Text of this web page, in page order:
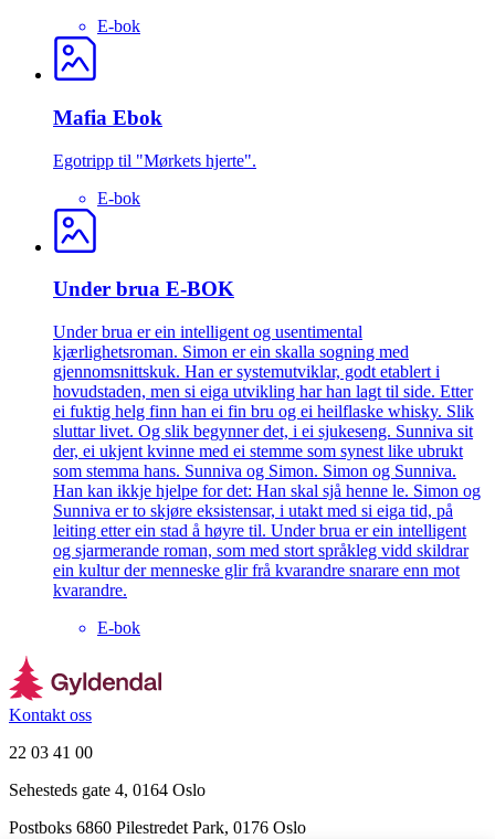
E-bok
Mafia Ebok
Egotripp til "Mørkets hjerte".
E-bok
Under brua E-BOK
Under brua er ein intelligent og usentimental
kjærlighetsroman. Simon er ein skalla sogning med
gjennomsnittskuk. Han er systemutviklar, godt etablert i
hovudstaden, men si eiga utvikling har han lagt til side. Etter
ei fuktig helg finn han ei fin bru og ei heilflaske whisky. Slik
sluttar livet. Og slik begynner det, i ei sjukeseng. Sunniva sit
der, ei ukjent kvinne med ei stemme som synest like ubrukt
som stemma hans. Sunniva og Simon. Simon og Sunniva.
Han kan ikkje hjelpe for det: Han skal sjå henne le. Simon og
Sunniva er to skjøre eksistensar, i utakt med si eiga tid, på
leiting etter ein stad å høyre til. Under brua er ein intelligent
og sjarmerande roman, som med stort språkleg vidd skildrar
ein kultur der menneske glir frå kvarandre snarare enn mot
kvarandre.
E-bok
Kontakt oss
22 03 41 00
Sehesteds gate 4, 0164 Oslo
Postboks 6860 Pilestredet Park, 0176 Oslo